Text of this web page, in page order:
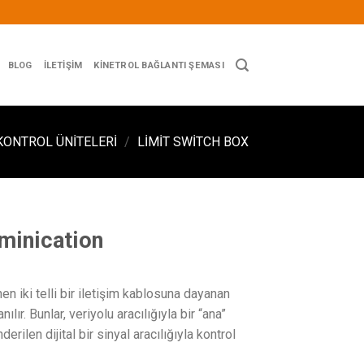
BLOG İLETIŞIM KINETROL BAĞLANTI ŞEMASI
ÜNITELERI / LIMIT SWITCH BOX
iki telli bir iletişim kablosuna dayanan
Bunlar, veriyolu aracılığıyla bir “ana”
dijital bir sinyal aracılığıyla kontrol